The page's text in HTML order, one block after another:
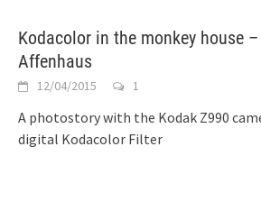
Kodacolor in the monkey house
Affenhaus
12/04/2015 1
A photostory with the Kodak Z990
digital Kodacolor Filter